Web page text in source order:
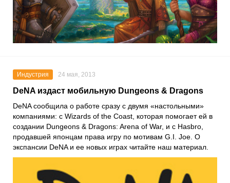
Индустрия 24 мая, 2013
DeNA издаст мобильную Dungeons & Dragons
DeNA сообщила о работе сразу с двумя «настольными»
компаниями: с Wizards of the Coast, которая помогает ей в
создании Dungeons & Dragons: Arena of War, и с Hasbro,
продавшей японцам права игру по мотивам G.I. Joe. О
экспансии DeNA и ее новых играх читайте наш материал.